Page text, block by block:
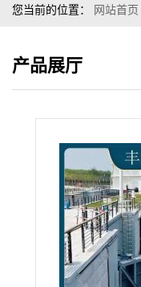
您当前的位置： 网站首页
闸门
产品展厅